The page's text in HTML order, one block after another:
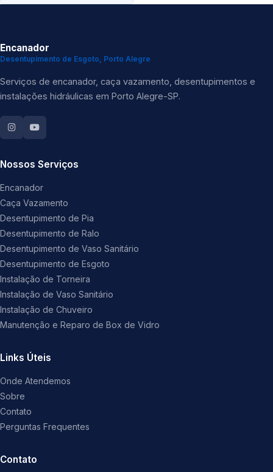
Encanador
Desentupimento de Esgoto, Porto Alegre
Serviços de encanador, caça vazamento, desentupimentos e
instalações hidráulicas em Porto Alegre-SP.
Nossos Serviços
Encanador
Caça Vazamento
Desentupimento de Pia
Desentupimento de Ralo
Desentupimento de Vaso Sanitário
Desentupimento de Esgoto
Instalação de Torneira
Instalação de Vaso Sanitário
Instalação de Chuveiro
Manutenção e Reparo de Box de Vidro
Links Úteis
Onde Atendemos
Sobre
Contato
Perguntas Frequentes
Contato